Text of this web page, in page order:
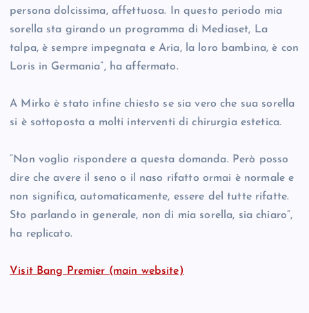
persona dolcissima, affettuosa. In questo periodo mia
sorella sta girando un programma di Mediaset, La
talpa, è sempre impegnata e Aria, la loro bambina, è con
Loris in Germania”, ha affermato.
A Mirko è stato infine chiesto se sia vero che sua sorella
si è sottoposta a molti interventi di chirurgia estetica.
“Non voglio rispondere a questa domanda. Però posso
dire che avere il seno o il naso rifatto ormai è normale e
non significa, automaticamente, essere del tutte rifatte.
Sto parlando in generale, non di mia sorella, sia chiaro”,
ha replicato.
Visit Bang Premier (main website)